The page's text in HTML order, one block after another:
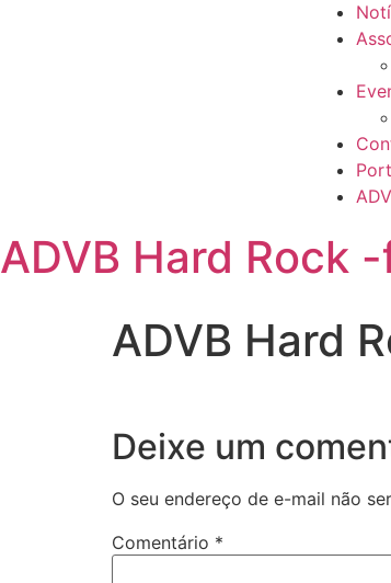
ADVB Hard Rock
ADVB Hard
Deixe um
O seu endereço de e-mail não
Comentário *